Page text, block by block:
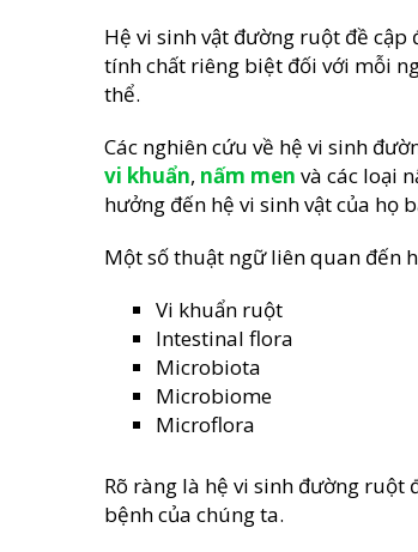
Hệ vi sinh vật đường ruột đề cập
tính chất riêng biệt đối với mỗi
thể.
Các nghiên cứu về hệ vi sinh
vi khuẩn, nấm men và các loại
hưởng đến hệ vi sinh vật của họ
Một số thuật ngữ liên quan đến
Vi khuẩn ruột
Intestinal flora
Microbiota
Microbiome
Microflora
Rõ ràng là hệ vi sinh đường ruột
bệnh của chúng ta.